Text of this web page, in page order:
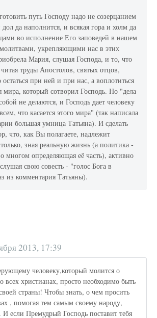
путь Господу надо не созерцанием
да наполнится, и всякая гора и холм да
во исполнение Его заповедей в нашем
укрепляющими нас в этих
Мария, слушая Господа, и то, что
труды Апостолов, святых отцов,
при ней и при нас, а воплотиться
мира, который сотворил Господь. Но "дела
не делаются, и Господь дает человеку
что касается этого мира" (так написала
большая умница Татьяна). И сделать
что, как Вы полагаете, надлежит
зная реальную жизнь (а политика -
многом определяющая её часть), активно
свою совесть - "голос Бога в
из комментария Татьяны).
2013, 17:39
человеку,который молится о
всех христианах, просто необходимо быть
страны! Чтобы знать, о чем просить
, помогая тем самым своему народу,
И если Премудрый Господь поставит тебя